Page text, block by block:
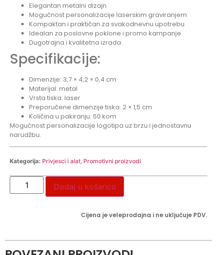
Elegantan metalni dizajn
Mogućnost personalizacije laserskim graviranjem
Kompaktan i praktičan za svakodnevnu upotrebu
Idealan za poslovne poklone i promo kampanje
Dugotrajna i kvalitetna izrada
Specifikacije:
Dimenzije: 3,7 × 4,2 × 0,4 cm
Materijal: metal
Vrsta tiska: laser
Preporučene dimenzije tiska: 2 × 1,5 cm
Količina u pakiranju: 50 kom
Mogućnost personalizacije logotipa uz brzu i jednostavnu
narudžbu.
Kategorija: Privjesci i alat Promotivni proizvodi
Dodaj u košaricu
Cijena je veleprodajna i ne uključuje PDV.